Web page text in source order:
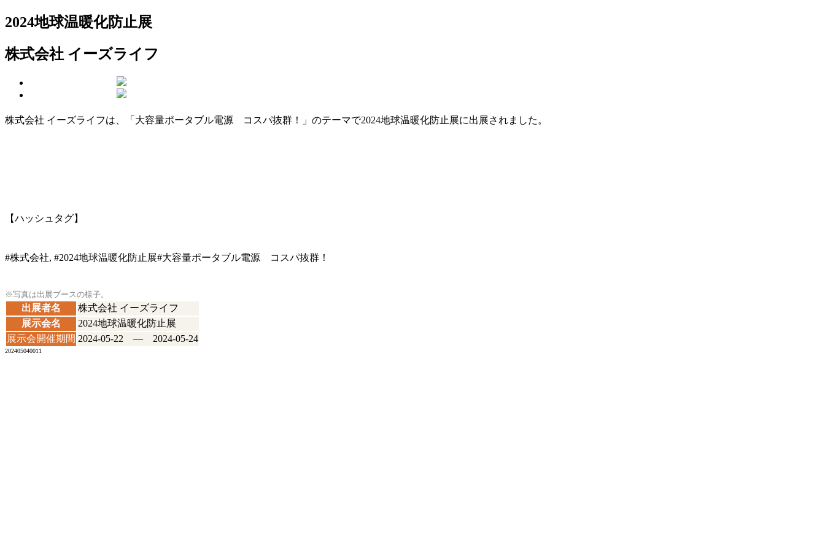
2024地球温暖化防止展
株式会社 イーズライフ
株式会社 イーズライフは、「大容量ポータブル電源 コスパ抜群！」のテーマで2024地球温暖化防止展に出展されました。
【ハッシュタグ】
#株式会社, #2024地球温暖化防止展#大容量ポータブル電源 コスパ抜群！
※写真は出展ブースの様子。
出展者名
株式会社 イーズライフ
展示会名
2024地球温暖化防止展
展示会開催期間 2024-05-22 ― 2024-05-24
202405040011